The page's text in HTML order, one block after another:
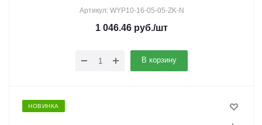
Артикул: WYP10-16-05-05-ZK-N
1 046.46 руб./шт
В корзину
НОВИНКА